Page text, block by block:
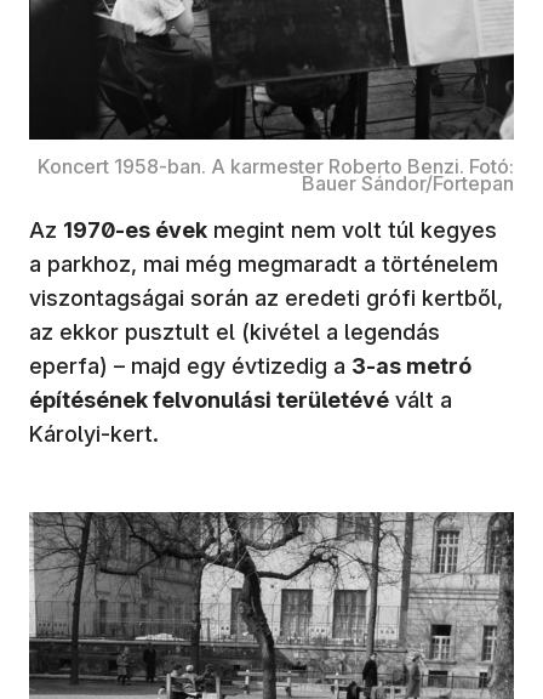
Koncert 1958-ban. A karmester Roberto Benzi. Fotó:
Bauer Sándor/Fortepan
Az 1970-es évek megint nem volt túl kegyes
a parkhoz, mai még megmaradt a történelem
viszontagságai során az eredeti grófi kertből,
az ekkor pusztult el (kivétel a legendás
eperfa) – majd egy évtizedig a 3-as metró
építésének felvonulási területévé vált a
Károlyi-kert.